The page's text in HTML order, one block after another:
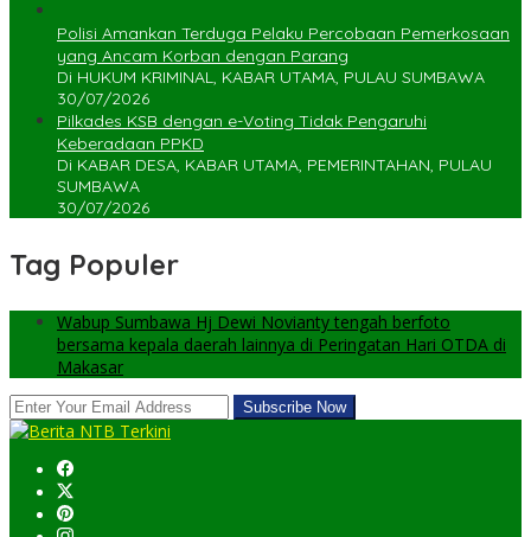
Polisi Amankan Terduga Pelaku Percobaan Pemerkosaan
yang Ancam Korban dengan Parang
Di HUKUM KRIMINAL, KABAR UTAMA, PULAU SUMBAWA
30/07/2026
Pilkades KSB dengan e-Voting Tidak Pengaruhi
Keberadaan PPKD
Di KABAR DESA, KABAR UTAMA, PEMERINTAHAN, PULAU
SUMBAWA
30/07/2026
Tag Populer
Wabup Sumbawa Hj Dewi Novianty tengah berfoto
bersama kepala daerah lainnya di Peringatan Hari OTDA di
Makasar